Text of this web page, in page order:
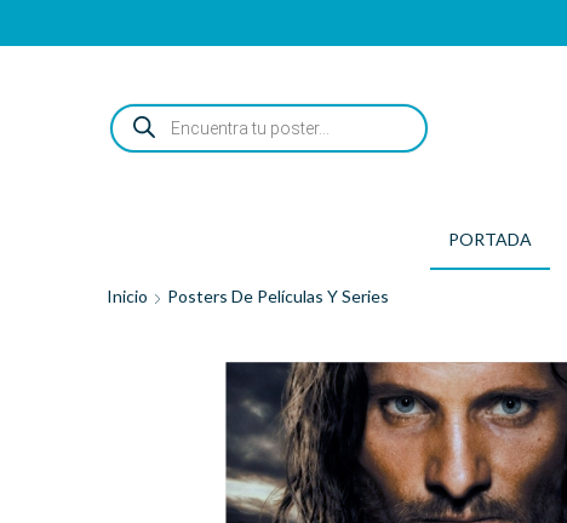
ENCUENTRA
TU
POSTER...
PORTADA
Inicio Posters De Películas Y Series